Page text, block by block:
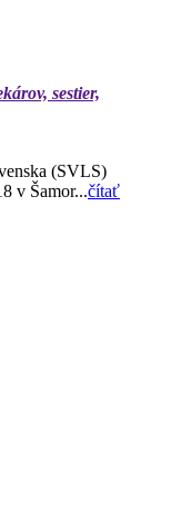
sestier,
(SVLS)
v Šamor...čítať